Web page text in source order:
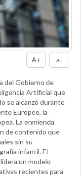
A+ a-
del Gobierno de
Artificial que
se alcanzó durante
Europeo, la
La enmienda
de contenido que
sin su
infantil. El
un modelo
recientes para